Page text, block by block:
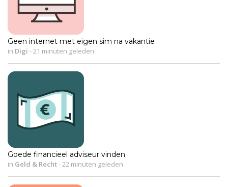
Geen internet met eigen sim na vakantie
in Digi -21 minuten geleden
Goede financieel adviseur vinden
in Geld & Recht-22 minuten geleden